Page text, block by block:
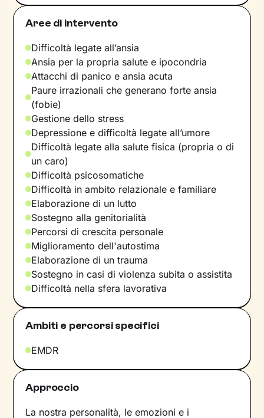
Aree di intervento
Difficoltà legate all’ansia
Ansia per la propria salute e ipocondria
Attacchi di panico e ansia acuta
Paure irrazionali che generano forte ansia
(fobie)
Gestione dello stress
Depressione e difficoltà legate all’umore
Difficoltà legate alla salute fisica (propria o di
un caro)
Difficoltà psicosomatiche
Difficoltà in ambito relazionale e familiare
Elaborazione di un lutto
Sostegno alla genitorialità
Percorsi di crescita personale
Miglioramento dell'autostima
Elaborazione di un trauma
Sostegno in casi di violenza subita o assistita
Difficoltà nella sfera lavorativa
Ambiti e percorsi specifici
EMDR
Approccio
La nostra personalità, le emozioni e i